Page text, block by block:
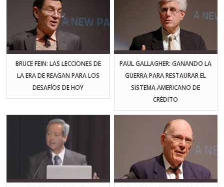
BRUCE FEIN: LAS LECCIONES DE
LA ERA DE REAGAN PARA LOS
DESAFÍOS DE HOY
PAUL GALLAGHER: GANANDO LA
GUERRA PARA RESTAURAR EL
SISTEMA AMERICANO DE
CRÉDITO